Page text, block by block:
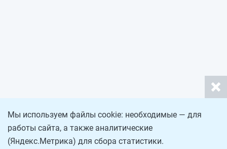
Мы используем файлы cookie: необходимые — для
работы сайта, а также аналитические
(Яндекс.Метрика) для сбора статистики.